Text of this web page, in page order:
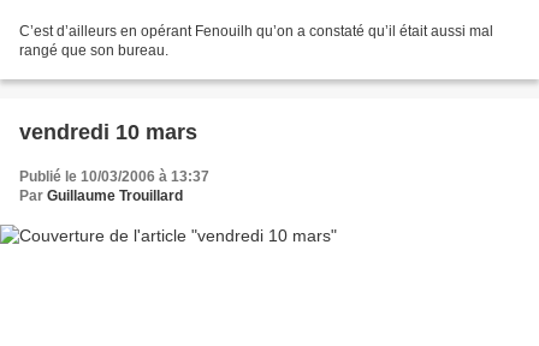
C’est d’ailleurs en opérant Fenouilh qu’on a constaté qu’il était aussi mal
rangé que son bureau.
vendredi 10 mars
Publié le 10/03/2006 à 13:37
Par Guillaume Trouillard